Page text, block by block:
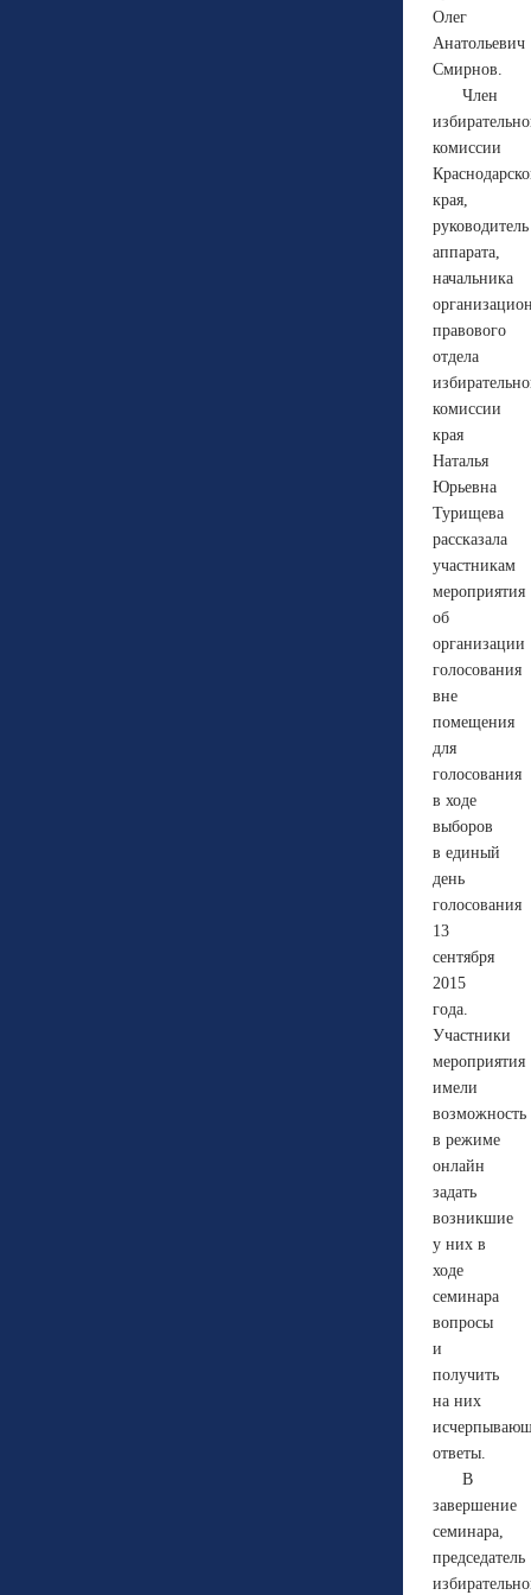
Олег
Анатольевич
Смирнов.
Член
комиссии
края,
руководитель
аппарата,
начальника
правового
отдела
комиссии
края
Наталья
Юрьевна
Турищева
рассказала
участникам
мероприятия
об
организации
голосования
вне
помещения
для
голосования
в ходе
выборов
в единый
день
голосования
13
сентября
2015
года.
Участники
мероприятия
имели
возможность
в режиме
онлайн
задать
возникшие
у них в
ходе
семинара
вопросы
и
получить
на них
ответы.
В
завершение
семинара,
председатель